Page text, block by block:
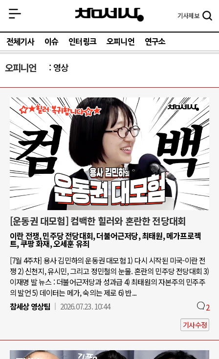
기사제보
전체기사 이슈 인터링크 오피니언 연구소
오피니언 영상
[운동권 대모험] 컴백한 힐러와 혼란한 전당대회
이란 전쟁, 민주당 전당대회, 더불어근저당, 최태원, 메가프로젝
트, 쿠팡 화재, 오세훈 유죄
[7월 4주차] 용사 김민하의 운동권 대모험 1) 다시 시작된 미국-이란 전
쟁 2) 신천지, 유시민, 그리고 정민철의 눈물. 혼란의 민주당 전당대회 3)
이재명 발 뉴스 : 더불어근저당과 성과급 4) 최태원의 자본주의 민주주
의 발언 5) 데이터는 메가, 숙의는 제로 6) 반...
참세상 영상팀
2026.07.23. 10:44 2
기사수정